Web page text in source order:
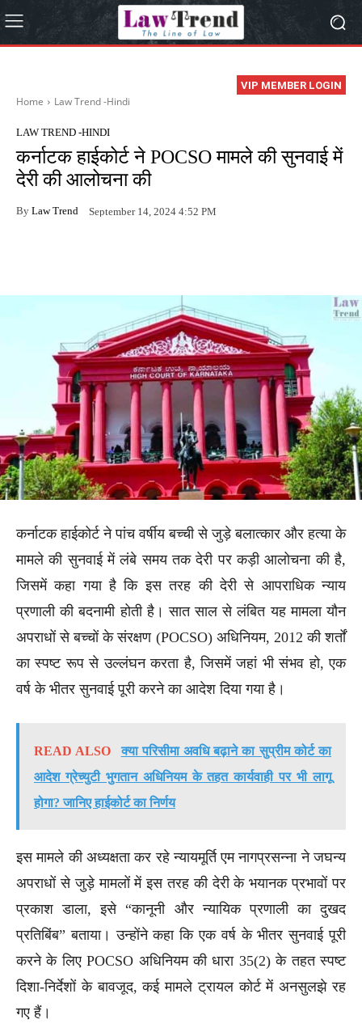
VIP MEMBER LOGIN
Home Law Trend -Hindi
LAW TREND -HINDI
कर्नाटक हाईकोर्ट ने POCSO मामले की सुनवाई में
देरी की आलोचना की
By Law Trend September 14, 2024 4:52 PM
कर्नाटक हाईकोर्ट ने पांच वर्षीय बच्ची से जुड़े बलात्कार और हत्या के
मामले की सुनवाई में लंबे समय तक देरी पर कड़ी आलोचना की है,
जिसमें कहा गया है कि इस तरह की देरी से आपराधिक न्याय
प्रणाली की बदनामी होती है। सात साल से लंबित यह मामला यौन
अपराधों से बच्चों के संरक्षण (POCSO) अधिनियम, 2012 की शर्तों
का स्पष्ट रूप से उल्लंघन करता है, जिसमें जहां भी संभव हो, एक
वर्ष के भीतर सुनवाई पूरी करने का आदेश दिया गया है।
READ ALSO
क्या परिसीमा अवधि बढ़ाने का सुप्रीम कोर्ट का
आदेश ग्रेच्युटी भुगतान अधिनियम के तहत कार्यवाही पर भी लागू
होगा? जानिए हाईकोर्ट का निर्णय
इस मामले की अध्यक्षता कर रहे न्यायमूर्ति एम नागप्रसन्ना ने जघन्य
अपराधों से जुड़े मामलों में इस तरह की देरी के भयानक प्रभावों पर
प्रकाश डाला, इसे “कानूनी और न्यायिक प्रणाली का दुखद
प्रतिबिंब” बताया। उन्होंने कहा कि एक वर्ष के भीतर सुनवाई पूरी
करने के लिए POCSO अधिनियम की धारा 35(2) के तहत स्पष्ट
दिशा-निर्देशों के बावजूद, कई मामले ट्रायल कोर्ट में अनसुलझे रह
गए हैं।